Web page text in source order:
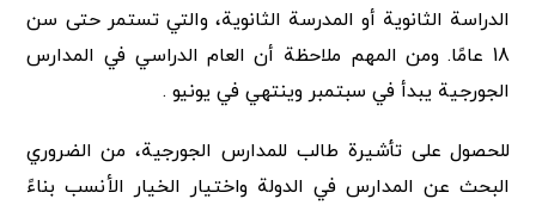
الدراسة الثانوية أو المدرسة الثانوية، والتي تستمر حتى سن
18 عامًا. ومن المهم ملاحظة أن العام الدراسي في المدارس
الجورجية يبدأ في سبتمبر وينتهي في يونيو .
للحصول على تأشيرة طالب للمدارس الجورجية، من الضروري
البحث عن المدارس في الدولة واختيار الخيار الأنسب بناءً